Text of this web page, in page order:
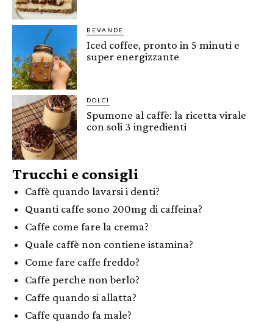
BEVANDE
Iced coffee, pronto in 5 minuti e
super energizzante
DOLCI
Spumone al caffè: la ricetta virale
con soli 3 ingredienti
Trucchi e consigli
Caffè quando lavarsi i denti?
Quanti caffe sono 200mg di caffeina?
Caffe come fare la crema?
Quale caffè non contiene istamina?
Come fare caffe freddo?
Caffe perche non berlo?
Caffe quando si allatta?
Caffe quando fa male?